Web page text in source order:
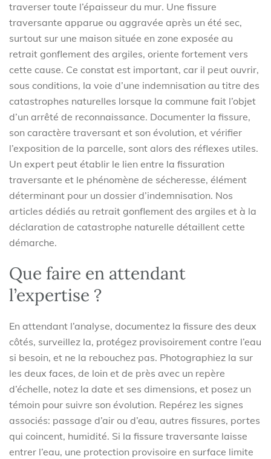
traverser toute l’épaisseur du mur. Une fissure
traversante apparue ou aggravée après un été sec,
surtout sur une maison située en zone exposée au
retrait gonflement des argiles, oriente fortement vers
cette cause. Ce constat est important, car il peut ouvrir,
sous conditions, la voie d’une indemnisation au titre des
catastrophes naturelles lorsque la commune fait l’objet
d’un arrêté de reconnaissance. Documenter la fissure,
son caractère traversant et son évolution, et vérifier
l’exposition de la parcelle, sont alors des réflexes utiles.
Un expert peut établir le lien entre la fissuration
traversante et le phénomène de sécheresse, élément
déterminant pour un dossier d’indemnisation. Nos
articles dédiés au retrait gonflement des argiles et à la
déclaration de catastrophe naturelle détaillent cette
démarche.
Que faire en attendant
l’expertise ?
En attendant l’analyse, documentez la fissure des deux
côtés, surveillez la, protégez provisoirement contre l’eau
si besoin, et ne la rebouchez pas. Photographiez la sur
les deux faces, de loin et de près avec un repère
d’échelle, notez la date et ses dimensions, et posez un
témoin pour suivre son évolution. Repérez les signes
associés: passage d’air ou d’eau, autres fissures, portes
qui coincent, humidité. Si la fissure traversante laisse
entrer l’eau, une protection provisoire en surface limite